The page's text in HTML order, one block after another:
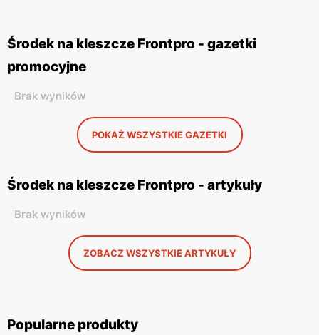
Środek na kleszcze Frontpro - gazetki
promocyjne
Brak wyników
POKAŻ WSZYSTKIE GAZETKI
Środek na kleszcze Frontpro - artykuły
Brak wyników
ZOBACZ WSZYSTKIE ARTYKUŁY
Popularne produkty